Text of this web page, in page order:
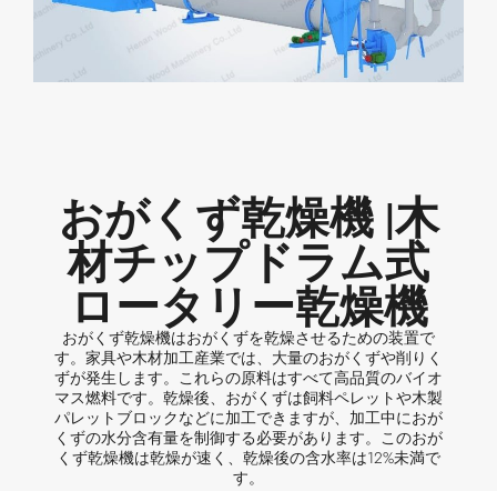
おがくず乾燥機 |木
材チップドラム式
ロータリー乾燥機
おがくず乾燥機はおがくずを乾燥させるための装置で
す。家具や木材加工産業では、大量のおがくずや削りく
ずが発生します。これらの原料はすべて高品質のバイオ
マス燃料です。乾燥後、おがくずは飼料ペレットや木製
パレットブロックなどに加工できますが、加工中におが
くずの水分含有量を制御する必要があります。このおが
くず乾燥機は乾燥が速く、乾燥後の含水率は12%未満で
す。